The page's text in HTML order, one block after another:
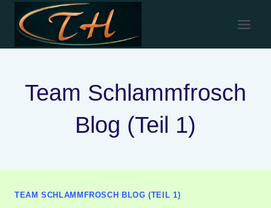
Inhalt
springen
Team Schlammfrosch
Blog (Teil 1)
TEAM SCHLAMMFROSCH BLOG (TEIL 1)